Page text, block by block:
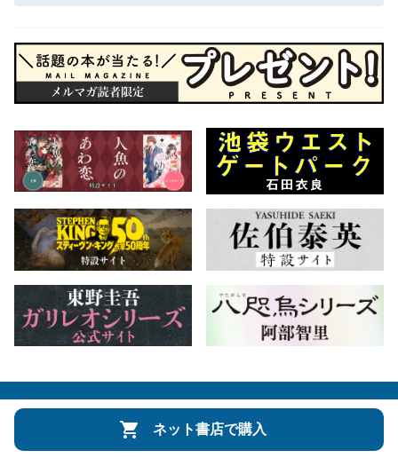
ネット書店で購入
会社概要 自費出版のご案内 お問合せ
株式会社文藝春秋 文春オンライン Number Web
Copyright © Bungeishunju Ltd.